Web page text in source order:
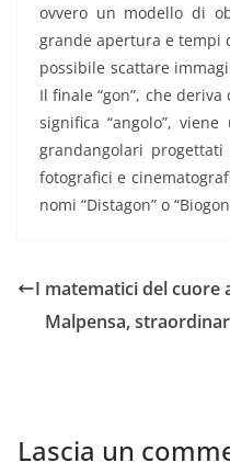
ovvero un modello di
grande apertura e tempi
possibile scattare
Il finale “gon”, che
significa “angolo”,
grandangolari
fotografici e
nomi “Distagon” o
I matematici del cuore
Malpensa,
Lascia un